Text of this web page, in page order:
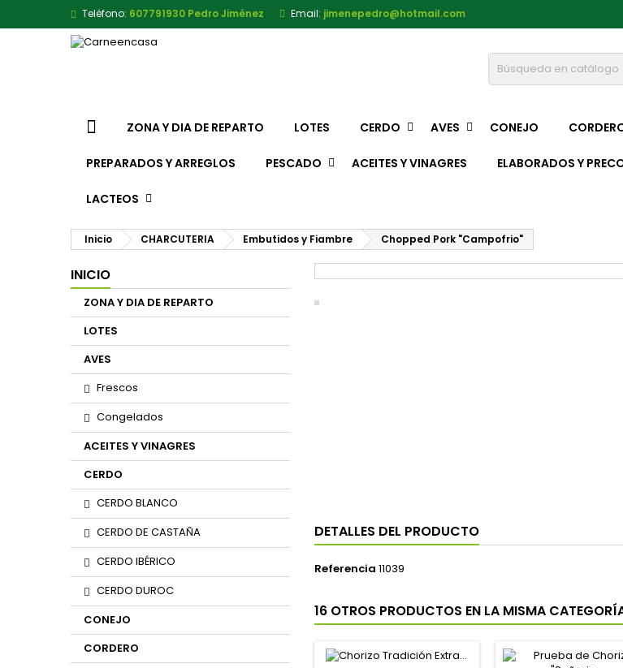
Teléfono: 607791930 Pedro Jiménez Email: jimenepedro@hotmail.com
ZONA Y DIA DE REPARTO LOTES CERDO AVES CONEJO
PREPARADOS Y ARREGLOS PESCADO ACEITES Y VINAGRES ELABORADOS Y
LACTEOS
Inicio CHARCUTERIA Embutidos y Fiambre Chopped Pork "Campofrio"
INICIO
ZONA Y DIA DE REPARTO
LOTES
AVES
Frescos
Congelados
ACEITES Y VINAGRES
CERDO
CERDO BLANCO
CERDO DE CASTAÑA
CERDO IBÉRICO
CERDO DUROC
CONEJO
CORDERO
DETALLES DEL PRODUCTO
Referencia 11039
16 OTROS PRODUCTOS EN LA MISMA